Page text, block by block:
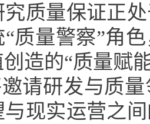
究质量保证正
质量警察”角
创造的“质量赋
请研发与质
现实运营之